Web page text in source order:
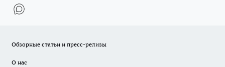
Обзорные статьи и пресс-релизы
О нас